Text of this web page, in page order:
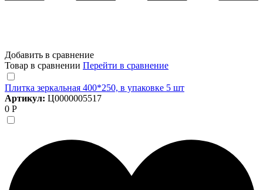
Добавить в сравнение
Товар в сравнении Перейти в сравнение
Плитка зеркальная 400*250, в упаковке 5 шт
Артикул: Ц0000005517
0 Р